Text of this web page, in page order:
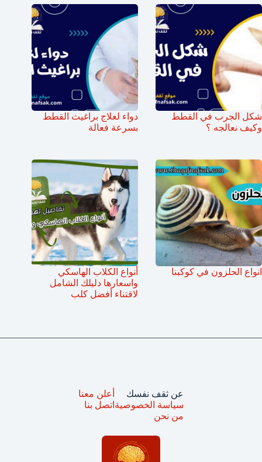
شكل الجرب في القطط
وكيف نعالجه ؟
دواء لعلاج براغيث القطط
بسرعة فعالة
انواع الحلزون في كوكبنا
أنواع الكلاب الهاسكي
واسعارها دليلك الشامل
لاقتناء أفضل كلب
عن ثقف نفسك
سياسة الخصوصية
من نحن
أعلن معنا
اتصل بنا